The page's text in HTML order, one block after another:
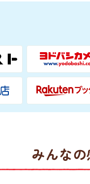
みんな